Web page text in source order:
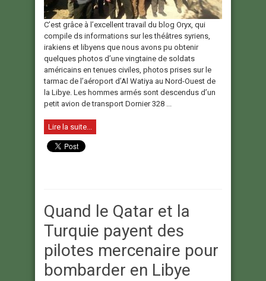
C’est grâce à l’excellent travail du blog Oryx, qui
compile ds informations sur les théâtres syriens,
irakiens et libyens que nous avons pu obtenir
quelques photos d’une vingtaine de soldats
américains en tenues civiles, photos prises sur le
tarmac de l’aéroport d’Al Watiya au Nord-Ouest de
la Libye. Les hommes armés sont descendus d’un
petit avion de transport Dornier 328 ...
Lire la suite...
Quand le Qatar et la
Turquie payent des
pilotes mercenaire pour
bombarder en Libye